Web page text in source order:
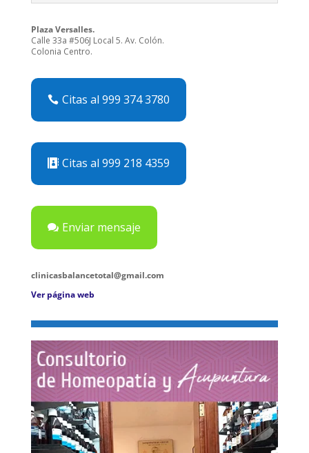
Plaza Versalles.
Calle 33a #506J Local 5. Av. Colón.
Colonia Centro.
Citas al 999 374 3780
Citas al 999 218 4359
Enviar mensaje
clinicasbalancetotal@gmail.com
Ver página web